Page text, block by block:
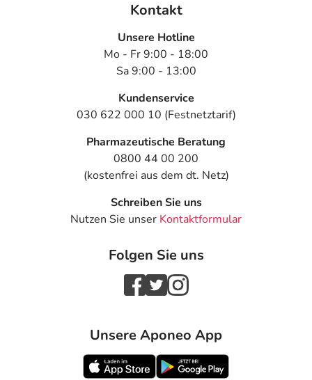
Kontakt
Unsere Hotline
Mo - Fr 9:00 - 18:00
Sa 9:00 - 13:00
Kundenservice
030 622 000 10 (Festnetztarif)
Pharmazeutische Beratung
0800 44 00 200
(kostenfrei aus dem dt. Netz)
Schreiben Sie uns
Nutzen Sie unser Kontaktformular
Folgen Sie uns
Unsere Aponeo App